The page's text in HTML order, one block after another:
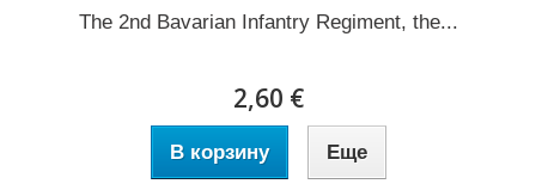
The 2nd Bavarian Infantry Regiment, the...
2,60 €
В корзину Еще